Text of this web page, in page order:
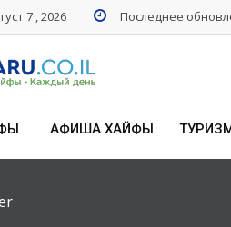
7 , 2026 Последнее
АФИША ХАЙФЫ